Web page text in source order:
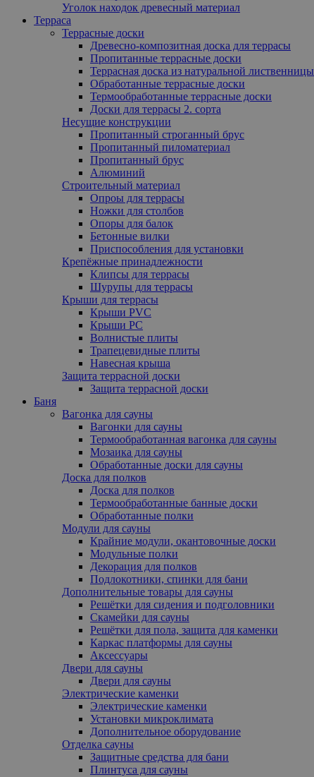
Уголок находок древесный материал
Терраса
Террасные доски
Древесно-композитная доска для террасы
Пропитанные террасные доски
Террасная доска из натуральной лиственницы
Обработанные террасные доски
Термообработанные террасные доски
Доски для террасы 2. сорта
Несущие конструкции
Пропитанный строганный брус
Пропитанный пиломатериал
Пропитанный брус
Алюминий
Строительный материал
Опроы для террасы
Ножки для столбов
Опоры для балок
Бетонные вилки
Приспособления для установки
Крепёжные принадлежности
Клипсы для террасы
Шурупы для террасы
Крыши для террасы
Крыши PVC
Крыши PC
Волнистые плиты
Трапецевидные плиты
Навесная крыша
Защита террасной доски
Защита террасной доски
Баня
Вагонка для сауны
Вагонки для сауны
Термообработанная вагонка для сауны
Мозаика для сауны
Обработанные доски для сауны
Доска для полков
Доска для полков
Термообработанные банные доски
Обработанные полки
Модули для сауны
Крайние модули, oкантовочные доски
Модульные полки
Декорация для полков
Подлокотники, cпинки для бани
Дополнительные товары для сауны
Решётки для сидения и подголовники
Скамейки для сауны
Решётки для пола, защита для каменки
Каркас платформы для сауны
Аксессуары
Двери для сауны
Двери для сауны
Электрические каменки
Электрические каменки
Установки микроклимата
Дополнительное оборудование
Отделка сауны
Защитные средства для бани
Плинтуса для сауны